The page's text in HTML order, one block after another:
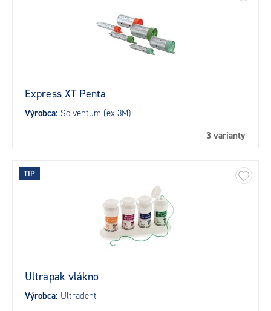
Express XT Penta
Výrobca: Solventum (ex 3M)
3 varianty
TIP
Ultrapak vlákno
Výrobca: Ultradent